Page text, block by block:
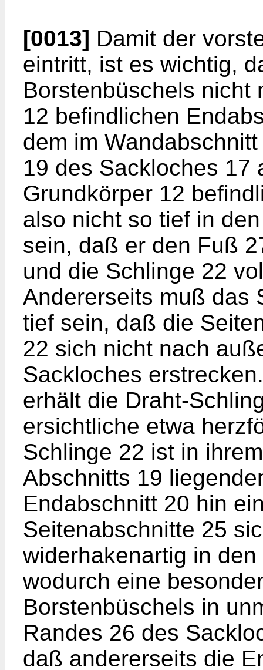
[0013] Damit der
eintritt, ist es wichtig,
Borstenbüschels nicht
12 befindlichen
dem im
19 des Sackloches 17
Grundkörper 12
also nicht so tief in
sein, daß er den Fuß
und die Schlinge 22
Anderer­seits muß das
tief sein, daß die
22 sich nicht nach
Sackloches
erhält die Draht-
ersichtliche etwa
Schlinge 22 ist in
Abschnitts 19
Endabschnitt 20 hin
Seitenabschnitte 25
widerhakenartig in
wodurch eine
Borsten­büschels in
Randes 26 des
daß andererseits die